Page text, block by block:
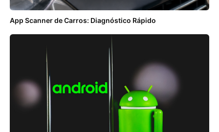
App Scanner de Carros: Diagnóstico Rápido